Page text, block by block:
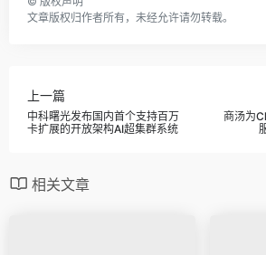
文章版权归作者所有，未经允许请勿转载。
上一篇
中科曙光发布国内首个支持百万
卡扩展的开放架构AI超集群系统
商汤为
相关文章